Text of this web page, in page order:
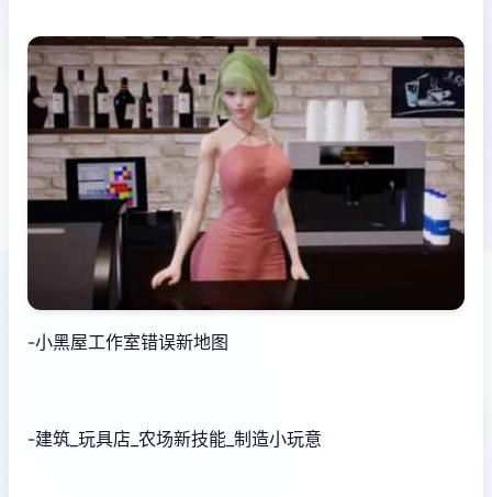
-小黑屋工作室错误新地图
-建筑_玩具店_农场新技能_制造小玩意